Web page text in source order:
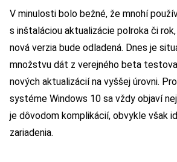
V minulosti bolo bežné, že mnohí
s inštaláciou aktualizácie polroka či
nová verzia bude odladená. Dnes je
množstvu dát z verejného beta
nových aktualizácií na vyššej úrovni.
systéme Windows 10 sa vždy objaví
je dôvodom komplikácií, obvykle však
zariadenia.